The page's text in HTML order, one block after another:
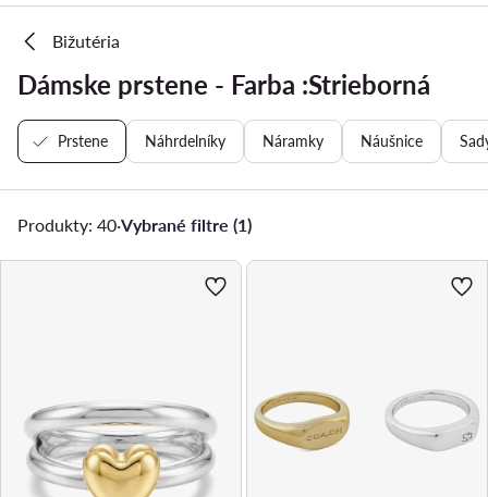
Bižutéria
Dámske prstene - Farba :Strieborná
Prstene Náhrdelníky Náramky Náušnice
Produkty: 40·Vybrané filtre (1)